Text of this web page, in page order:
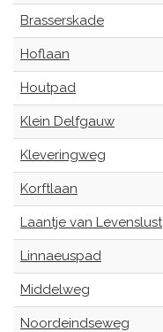
Brasserskade
Hoflaan
Houtpad
Klein Delfgauw
Kleveringweg
Korftlaan
Laantje van Levenslust
Linnaeuspad
Middelweg
Noordeindseweg